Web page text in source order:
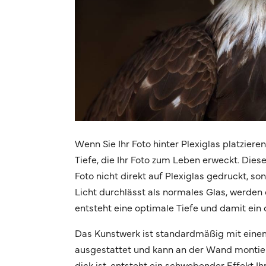
Wenn Sie Ihr Foto hinter Plexiglas
Tiefe, die Ihr Foto zum Leben erweckt.
Foto nicht direkt auf Plexiglas gedruckt,
Licht durchlässt als normales Glas,
entsteht eine optimale Tiefe und damit ein
Das Kunstwerk ist standardmäßig mit
ausgestattet und kann an der Wand